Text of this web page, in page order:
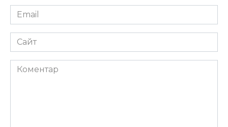
Email
*
Сайт
Коментар